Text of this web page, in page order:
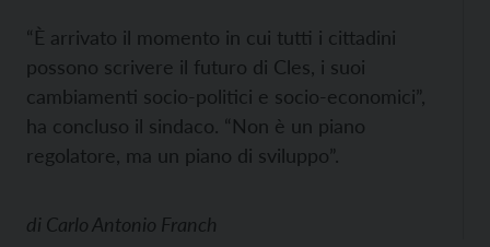
“È arrivato il momento in cui tutti i cittadini
possono scrivere il futuro di Cles, i suoi
cambiamenti socio-politici e socio-economici”,
ha concluso il sindaco. “Non è un piano
regolatore, ma un piano di sviluppo”.
di Carlo Antonio Franch